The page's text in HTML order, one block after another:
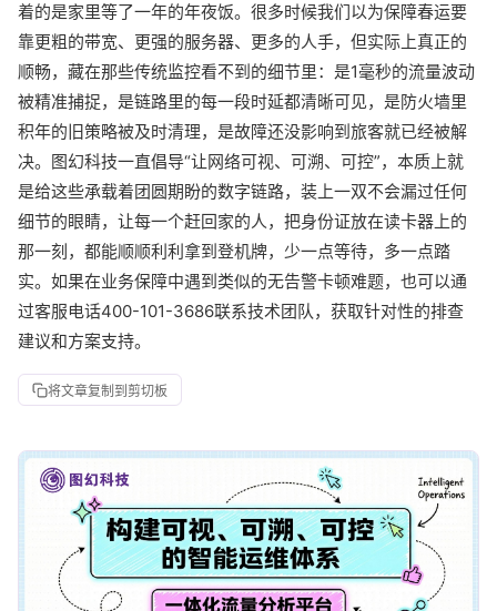
着的是家里等了一年的年夜饭。很多时候我们以为保障春运要
靠更粗的带宽、更强的服务器、更多的人手，但实际上真正的
顺畅，藏在那些传统监控看不到的细节里：是1毫秒的流量波动
被精准捕捉，是链路里的每一段时延都清晰可见，是防火墙里
积年的旧策略被及时清理，是故障还没影响到旅客就已经被解
决。图幻科技一直倡导“让网络可视、可溯、可控”，本质上就
是给这些承载着团圆期盼的数字链路，装上一双不会漏过任何
细节的眼睛，让每一个赶回家的人，把身份证放在读卡器上的
那一刻，都能顺顺利利拿到登机牌，少一点等待，多一点踏
实。如果在业务保障中遇到类似的无告警卡顿难题，也可以通
过客服电话400-101-3686联系技术团队，获取针对性的排查
建议和方案支持。
将文章复制到剪切板